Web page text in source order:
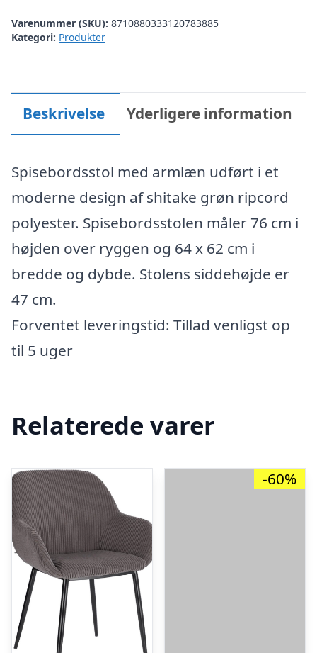
Varenummer (SKU): 8710880333120783885
Kategori: Produkter
Beskrivelse Yderligere information
Spisebordsstol med armlæn udført i et
moderne design af shitake grøn ripcord
polyester. Spisebordsstolen måler 76 cm i
højden over ryggen og 64 x 62 cm i
bredde og dybde. Stolens siddehøjde er
47 cm.
Forventet leveringstid: Tillad venligst op
til 5 uger
Relaterede varer
-60%